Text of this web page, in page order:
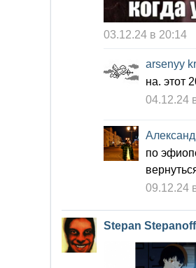
03.12.24 в 20:14
arsenyy
на. этот
04.12.24
по
09.12.24
Stepan Stepanoff